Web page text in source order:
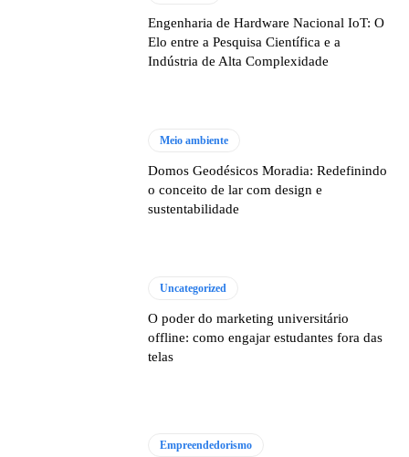
Engenharia de Hardware Nacional IoT: O
Elo entre a Pesquisa Científica e a
Indústria de Alta Complexidade
Meio ambiente
Domos Geodésicos Moradia: Redefinindo
o conceito de lar com design e
sustentabilidade
Uncategorized
O poder do marketing universitário
offline: como engajar estudantes fora das
telas
Empreendedorismo